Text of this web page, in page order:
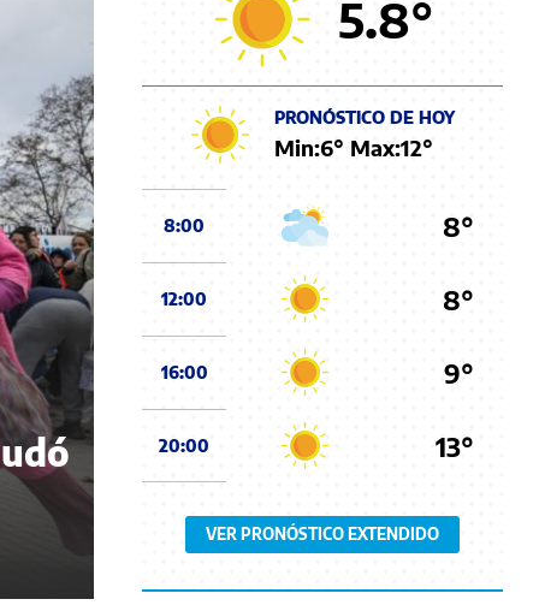
5.8°
PRONÓSTICO DE HOY
Min:6° Max:12°
8:00 8°
12:00 8°
16:00 9°
20:00 13°
VER PRONÓSTICO EXTENDIDO